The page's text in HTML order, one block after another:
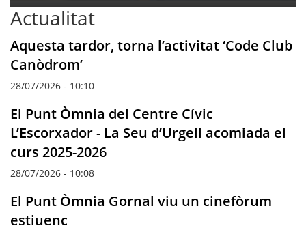
Actualitat
Aquesta tardor, torna l’activitat ‘Code Club
Canòdrom’
28/07/2026 - 10:10
El Punt Òmnia del Centre Cívic
L’Escorxador - La Seu d’Urgell acomiada el
curs 2025-2026
28/07/2026 - 10:08
El Punt Òmnia Gornal viu un cinefòrum
estiuenc